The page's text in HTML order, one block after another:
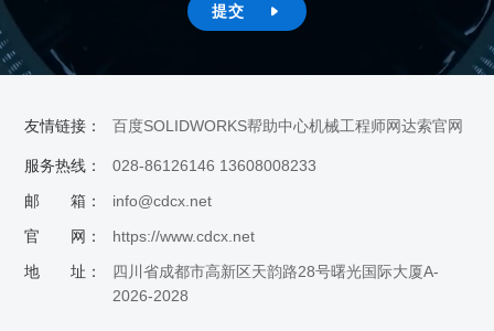
提交 
友情链接： 百度SOLIDWORKS帮助中心机械工程师网达索官网
服务热线：
028-86126146 13608008233
邮 箱：
info@cdcx.net
官 网：
https://www.cdcx.net
地 址：
四川省成都市高新区天韵路28号曙光国际大厦A-
2026-2028